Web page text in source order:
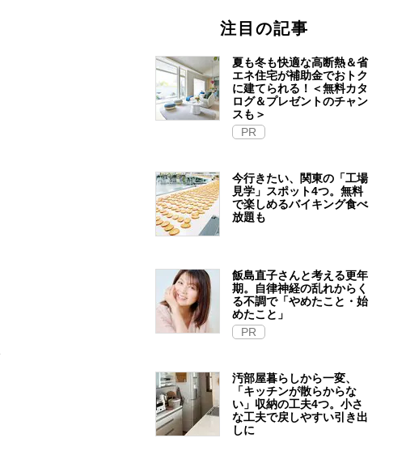
注目の記事
夏も冬も快適な高断熱＆省
エネ住宅が補助金でおトク
に建てられる！＜無料カタ
ログ＆プレゼントのチャン
スも＞
PR
今行きたい、関東の「工場
見学」スポット4つ。無料
で楽しめるバイキング食べ
放題も
飯島直子さんと考える更年
期。自律神経の乱れからく
る不調で「やめたこと・始
めたこと」
PR
汚部屋暮らしから一変、
「キッチンが散らからな
い」収納の工夫4つ。小さ
な工夫で戻しやすい引き出
しに